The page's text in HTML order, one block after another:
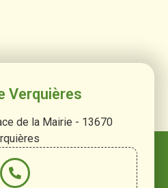
Verquières
de la Mairie - 13670